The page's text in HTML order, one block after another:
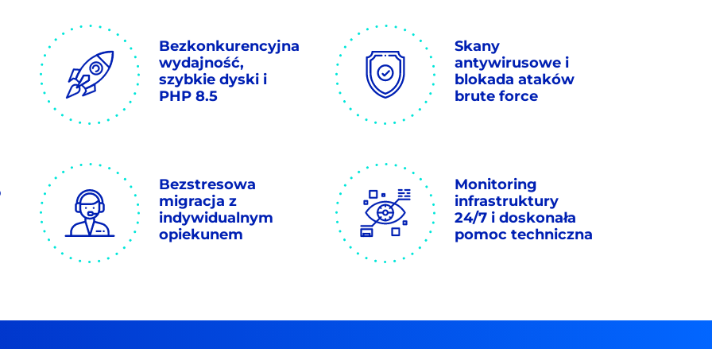
Bezkonkurencyjna
wydajność,
szybkie dyski i
PHP 8.5
Skany
antywirusowe i
blokada ataków
brute force
Bezstresowa
migracja z
indywidualnym
opiekunem
Monitoring
infrastruktury
24/7 i doskonała
pomoc techniczna